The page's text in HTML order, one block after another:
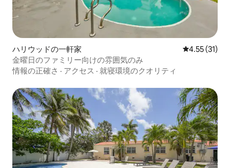
ハリウッドの一軒家 レビュー31
4.55 (31)
金曜日のファミリー向けの雰囲気のみ
情報の正確さ · アクセス · 就寝環境のクオリティ